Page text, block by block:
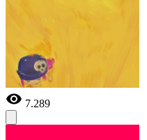
7.289